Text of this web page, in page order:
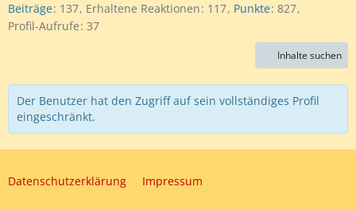
Beiträge 137 Erhaltene Reaktionen 117 Punkte 827
Profil-Aufrufe 37
Inhalte suchen
Der Benutzer hat den Zugriff auf sein vollständiges Profil
eingeschränkt.
Datenschutzerklärung Impressum